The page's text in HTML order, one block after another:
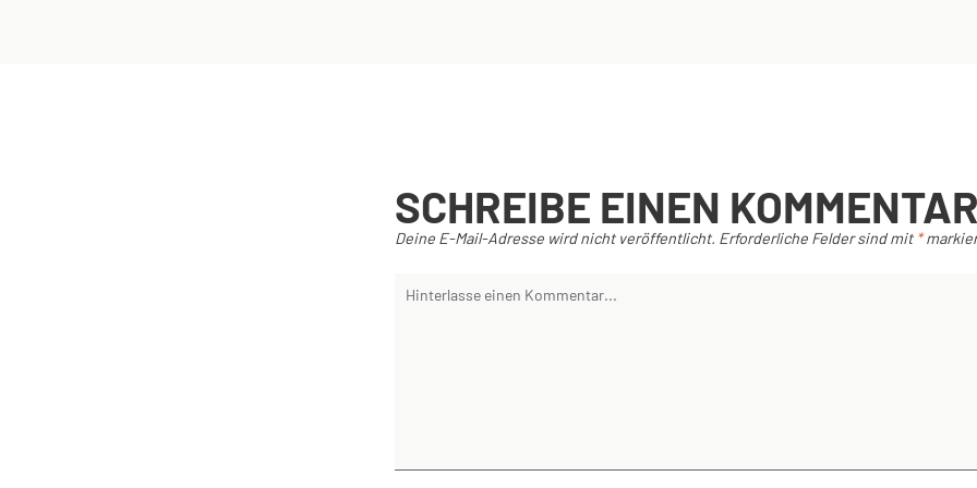
SCHREIBE EINEN
Deine E-Mail-Adresse wird nicht veröffentlicht. Erforderliche Felder sind mit *